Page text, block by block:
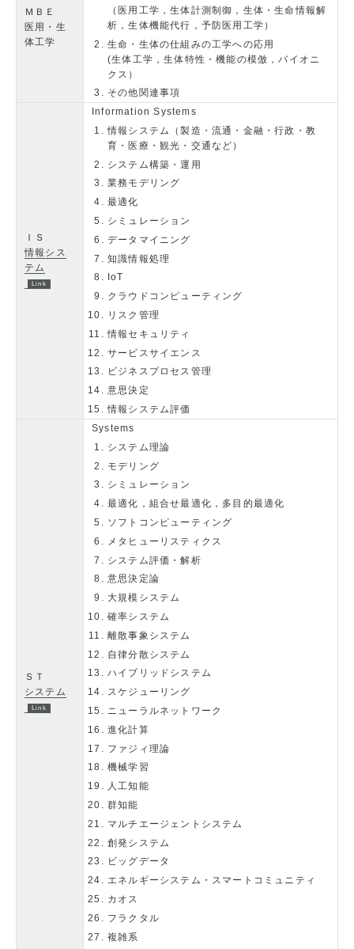
ＭＢＥ
医用・生
体工学
（医用工学，生体計測制御，生体・生命情報解
析，生体機能代行，予防医用工学）
生命・生体の仕組みの工学への応用
(生体工学，生体特性・機能の模倣，バイオニ
クス）
その他関連事項
ＩＳ
情報シス
テム
Information Systems
情報システム（製造・流通・金融・行政・教
育・医療・観光・交通など）
システム構築・運用
業務モデリング
最適化
シミュレーション
データマイニング
知識情報処理
IoT
クラウドコンピューティング
リスク管理
情報セキュリティ
サービスサイエンス
ビジネスプロセス管理
意思決定
情報システム評価
ＳＴ
システム
Systems
システム理論
モデリング
シミュレーション
最適化，組合せ最適化，多目的最適化
ソフトコンピューティング
メタヒューリスティクス
システム評価・解析
意思決定論
大規模システム
確率システム
離散事象システム
自律分散システム
ハイブリッドシステム
スケジューリング
ニューラルネットワーク
進化計算
ファジィ理論
機械学習
人工知能
群知能
マルチエージェントシステム
創発システム
ビッグデータ
エネルギーシステム・スマートコミュニティ
カオス
フラクタル
複雑系